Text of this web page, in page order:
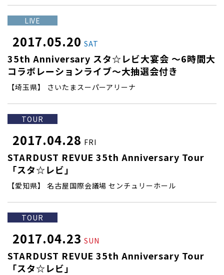
LIVE
2017.05.20 SAT
35th Anniversary スタ☆レビ大宴会 ～6時間大
コラボレーションライブ～大抽選会付き
【埼玉県】 さいたまスーパーアリーナ
TOUR
2017.04.28 FRI
STARDUST REVUE 35th Anniversary Tour
「スタ☆レビ」
【愛知県】 名古屋国際会議場 センチュリーホール
TOUR
2017.04.23 SUN
STARDUST REVUE 35th Anniversary Tour
「スタ☆レビ」